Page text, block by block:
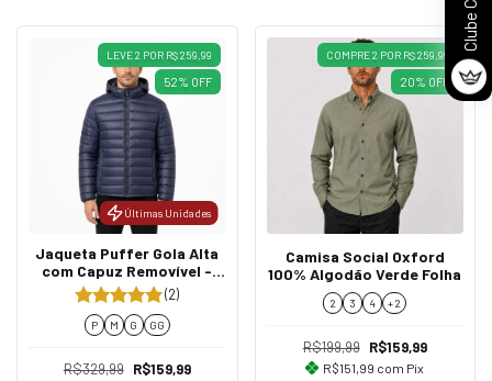
Últimas Unidades
LEVE 2 POR R$ 259,99
52% OFF
Jaqueta Puffer Gola Alta
com Capuz Removível -
Azul Marinho(2)
P M G GG
R$329,99 R$159,99
COMPRE 2 POR R$ 259,99
20% OFF
Camisa Social Oxford
100% Algodão Verde Folha
2 3 4 + 2
R$199,99 R$159,99
R$151,99 com Pix